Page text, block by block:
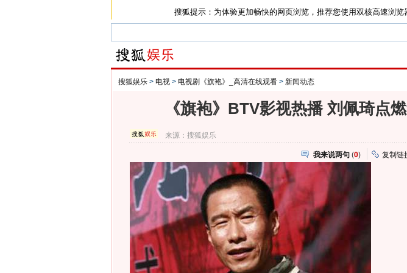
搜狐提示：为体验更加畅快的网页浏览，推荐您使用双核高速浏览
搜狐娱乐 > 电视 > 电视剧《旗袍》_高清在线观看 > 新闻动态
《旗袍》BTV影视热播 刘佩琦点
来源：搜狐娱乐
我来说两句 (0) 复制链